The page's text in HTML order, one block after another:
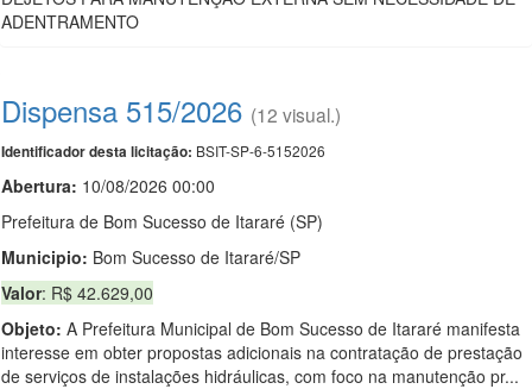
ADENTRAMENTO
Dispensa 515/2026 (12 visual.)
Identificador desta licitação: BSIT-SP-6-5152026
Abertura: 10/08/2026 00:00
Prefeitura de Bom Sucesso de Itararé (SP)
Municipio: Bom Sucesso de Itararé/SP
Valor: R$ 42.629,00
Objeto: A Prefeitura Municipal de Bom Sucesso de Itararé manifesta
interesse em obter propostas adicionais na contratação de prestação
de serviços de instalações hidráulicas, com foco na manutenção pr...